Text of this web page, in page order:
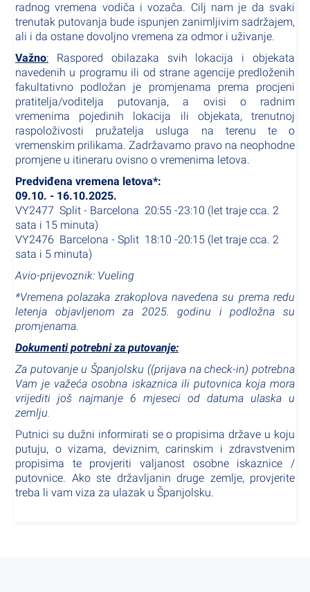
radnog vremena vodiča i vozača. Cilj nam je da svaki
trenutak putovanja bude ispunjen zanimljivim sadržajem,
ali i da ostane dovoljno vremena za odmor i uživanje.
Važno: Raspored obilazaka svih lokacija i objekata
navedenih u programu ili od strane agencije predloženih
fakultativno podložan je promjenama prema procjeni
pratitelja/voditelja putovanja, a ovisi o radnim
vremenima pojedinih lokacija ili objekata, trenutnoj
raspoloživosti pružatelja usluga na terenu te o
vremenskim prilikama. Zadržavamo pravo na neophodne
promjene u itineraru ovisno o vremenima letova.
Predviđena vremena letova*:
09.10. - 16.10.2025.
VY2477 Split - Barcelona 20:55 -23:10 (let traje cca. 2
sata i 15 minuta)
VY2476 Barcelona - Split 18:10 -20:15 (let traje cca. 2
sata i 5 minuta)
Avio-prijevoznik: Vueling
*Vremena polazaka zrakoplova navedena su prema redu
letenja objavljenom za 2025. godinu i podložna su
promjenama.
Dokumenti potrebni za putovanje:
Za putovanje u Španjolsku ((prijava na check-in)potrebna
Vam je važeća osobna iskaznica ili putovnica koja mora
vrijediti još najmanje 6 mjeseci od datuma ulaska u
zemlju.
Putnici su dužni informirati se o propisima države u koju
putuju, o vizama, deviznim, carinskim i zdravstvenim
propisima te provjeriti valjanost osobne iskaznice /
putovnice. Ako ste državljanin druge zemlje, provjerite
treba li vam viza za ulazak u Španjolsku.